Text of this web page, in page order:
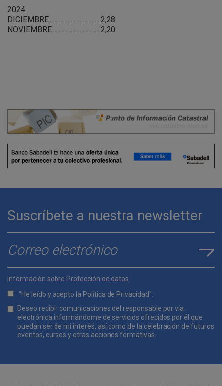
2024
DICIEMBRE...................................2,28
NOVIEMBRE.................................2,20
Suscríbete a nuestra newsletter
E-mail*
Información sobre Protección de datos
“He leído y acepto la Política de Privacidad".
Lopd*
Deseo recibir comunicaciones del responsable por vía
electrónica informándome de servicios ofrecidos por él que
puedan ser de mi interés, así como de la celebración de futuros
eventos, cursos y otras acciones formativas.